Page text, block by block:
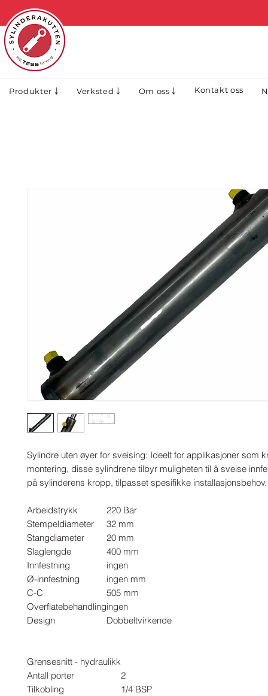
Produkter ￬ Verksted ￬ Om oss ￬ Kontakt oss
Sylindre uten øyer for sveising: Ideelt for applikasjoner som
montering, disse sylindrene tilbyr muligheten til å sveise
på sylinderens kropp, tilpasset spesifikke installasjonsbehov.
Arbeidstrykk
220 Bar
Stempeldiameter
32 mm
Stangdiameter
20 mm
Slaglengde
400 mm
Innfestning
ingen
Ø-innfestning
ingen mm
C-C
505 mm
Overflatebehandlingingen
Design
Dobbeltvirkende
Grensesnitt - hydraulikk
Antall porter
2
Tilkobling
1/4 BSP